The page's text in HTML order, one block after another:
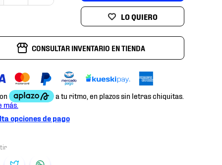
CONSULTAR INVENTARIO EN TIENDA
opciones de pago